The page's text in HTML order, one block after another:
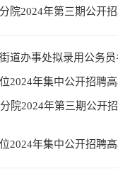
院2024年第三期公开
道办事处拟录用公务
2024年集中公开招聘
院2024年第三期公开
2024年集中公开招聘